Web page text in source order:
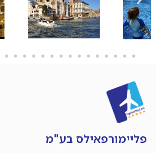
פליימורפאילס בע"מ